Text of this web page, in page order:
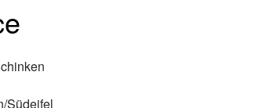
Südeifel